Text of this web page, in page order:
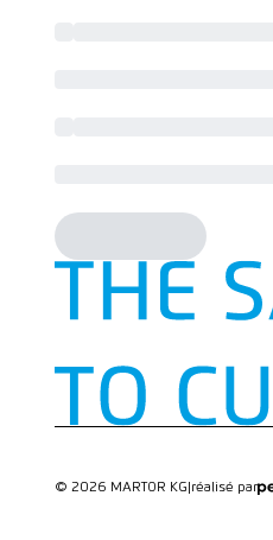
© 2026 MARTOR KG réalisé par